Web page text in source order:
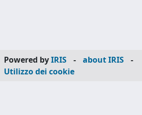
Powered byIRIS - about IRIS
-
Utilizzo dei cookie